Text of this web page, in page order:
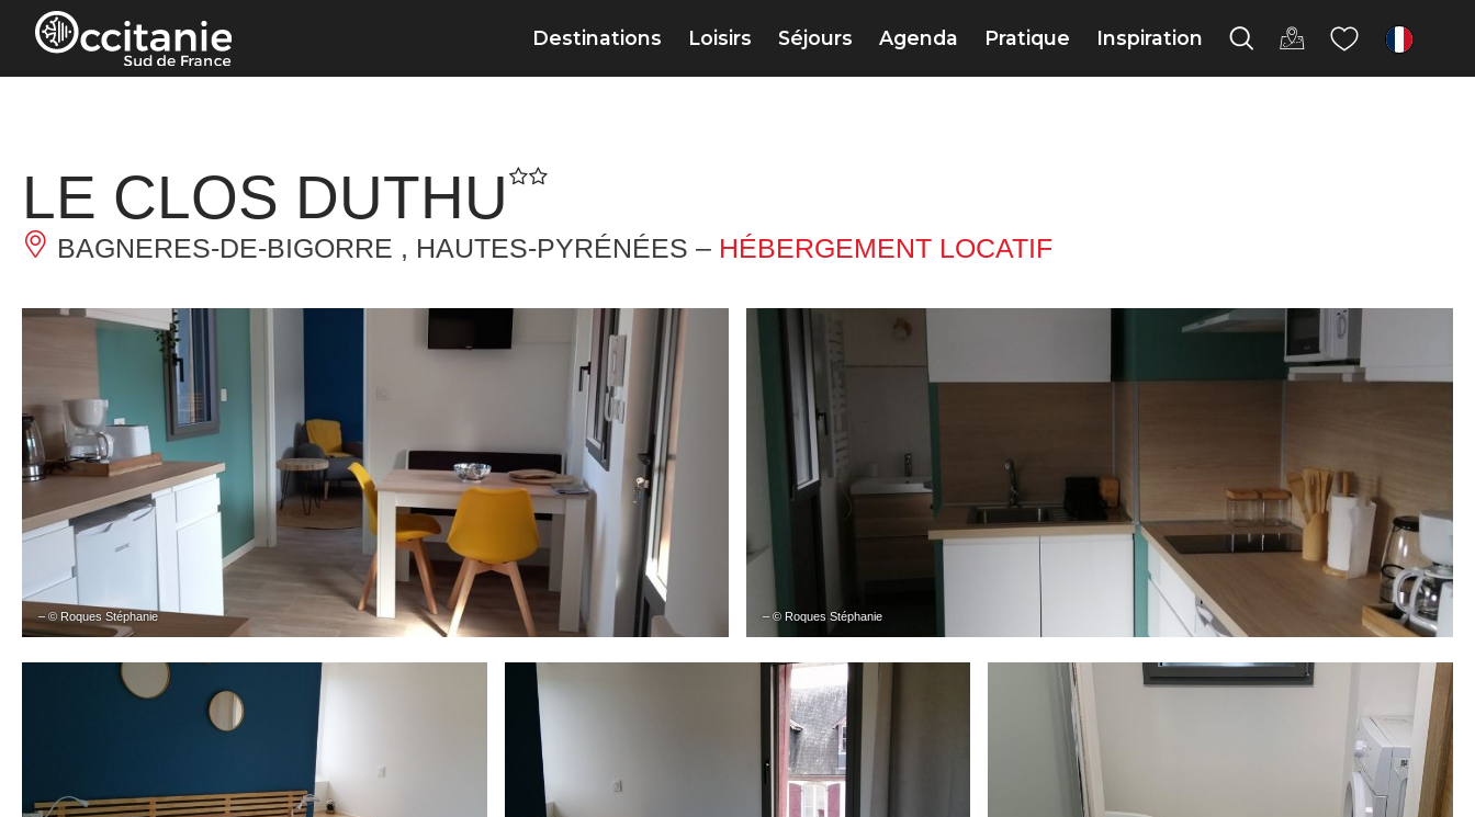
Panneau de gestion des cookies
Destinations Loisirs Séjours Agenda Pratique Inspiration fr
LE CLOS DUTHU
BAGNERES-DE-BIGORRE , HAUTES-PYRÉNÉES – HÉBERGEMENT LOCATIF
– © Roques Stéphanie – © Roques Stéphanie